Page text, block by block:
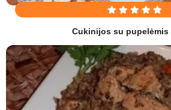
Cukinijos su pupelėmis